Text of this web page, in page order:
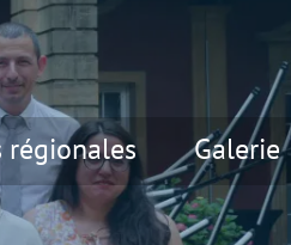
régionales
Galerie